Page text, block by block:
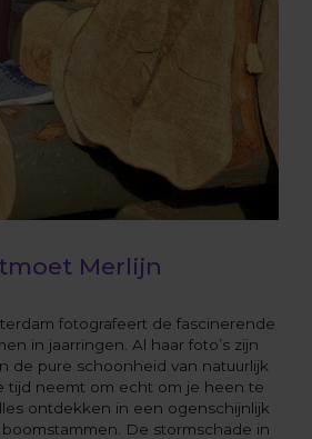
Merlijn
fotografeert de fascinerende
in jaarringen. Al haar foto’s zijn
de pure schoonheid van natuurlijk
tijd neemt om echt om je heen te
ontdekken in een ogenschijnlijk
De stormschade in